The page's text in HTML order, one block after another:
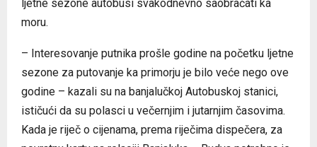
ljetne sezone autobusi svakodnevno saobraćati ka
moru.
– Interesovanje putnika prošle godine na početku ljetne
sezone za putovanje ka primorju je bilo veće nego ove
godine – kazali su na banjalučkoj Autobuskoj stanici,
ističući da su polasci u večernjim i jutarnjim časovima.
Kada je riječ o cijenama, prema riječima dispečera, za